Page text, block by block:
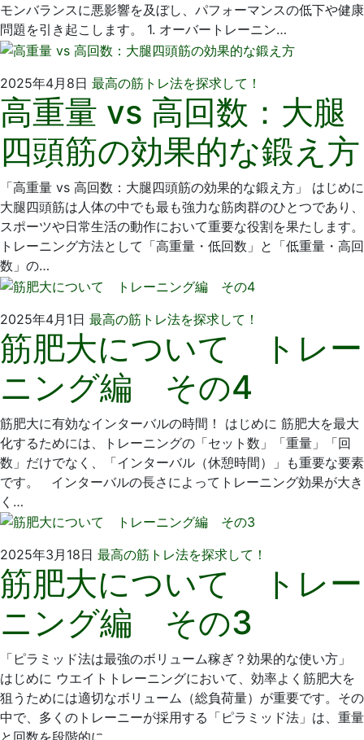
モンバランスに悪影響を及ぼし、パフォーマンスの低下や健康
問題を引き起こします。 1. オーバートレーニン…
2025年4月8日 最高の筋トレ法を探求して！
4
月
1
日
歯
科
医
院
高重量 vs 高回数：大腿
四頭筋の効果的な鍛え方
「高重量 vs 高回数：大腿四頭筋の効果的な鍛え方」 はじめに
大腿四頭筋は人体の中でも最も強力な筋肉群のひとつであり、
スポーツや日常生活の動作において重要な役割を果たします。
トレーニング方法として「高重量・低回数」と「低重量・高回
数」の…
2025年4月1日 最高の筋トレ法を探求して！
日
院
筋肥大について トレー
ニング編 その4
筋肥大に有効なインターバルの時間！ はじめに 筋肥大を最大
化するためには、トレーニングの「セット数」「重量」「回
数」だけでなく、「インターバル（休憩時間）」も重要な要素
です。 インターバルの長さによってトレーニング効果が大き
く…
2025年3月18日 最高の筋トレ法を探求して！
年
日
そ
院
筋肥大について トレー
ニング編 その3
「ピラミッド法は最強のボリューム稼ぎ？効果的な使い方」
はじめに ウエイトトレーニングにおいて、効率よく筋肥大を
狙うためには適切なボリューム（総負荷量）が重要です。その
中で、多くのトレーニーが採用する「ピラミッド法」は、重量